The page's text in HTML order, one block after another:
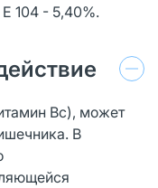
104 - 5,40%.
Вс), может
В